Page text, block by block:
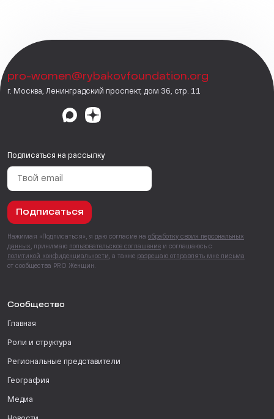
pro-women@rybakovfoundation.org
г. Москва, Ленинградский проспект, дом 36, стр. 11
Подписаться на рассылку
Подписаться
Нажимая «Подписаться», я даю согласие на обработку своих персональных
данных , принимаю пользовательское соглашение и соглашаюсь с
политикой конфиденциальности , а также разрешаю отправлять мне письма
от сообщества PRO Женщин.
Сообщество
Главная
Роли и структура
Региональные представители
География
Медиа